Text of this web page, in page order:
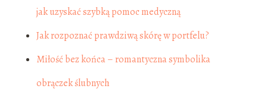
jak uzyskać szybką pomoc medyczną
Jak rozpoznać prawdziwą skórę w portfelu?
Miłość bez końca – romantyczna symbolika
obrączek ślubnych